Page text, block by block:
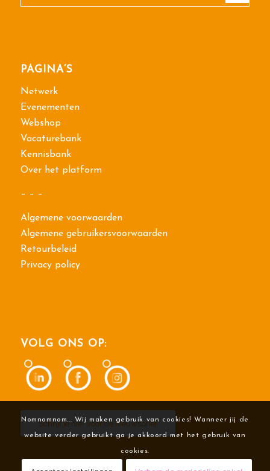
PAGINA’S
Netwerk
Evenementen
Webshop
Vacaturebank
Kennisbank
Over het platform
– – –
Algemene voorwaarden
Algemene gebruikersvoorwaarden
Retourbeleid
Privacy policy
VOLG ONS OP:
Schrijf je hier voor de nieuwsbrief
Nomnomnom... Wij maken gebruik van cookies! Wanneer jij de
website verder gebruikt ga je akkoord met het gebruik van
cookies.